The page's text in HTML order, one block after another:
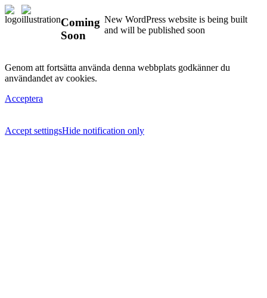
Coming
Soon
New WordPress website is being built
and will be published soon
Genom att fortsätta använda denna webbplats godkänner du
användandet av cookies.
Acceptera
Accept settingsHide notification only